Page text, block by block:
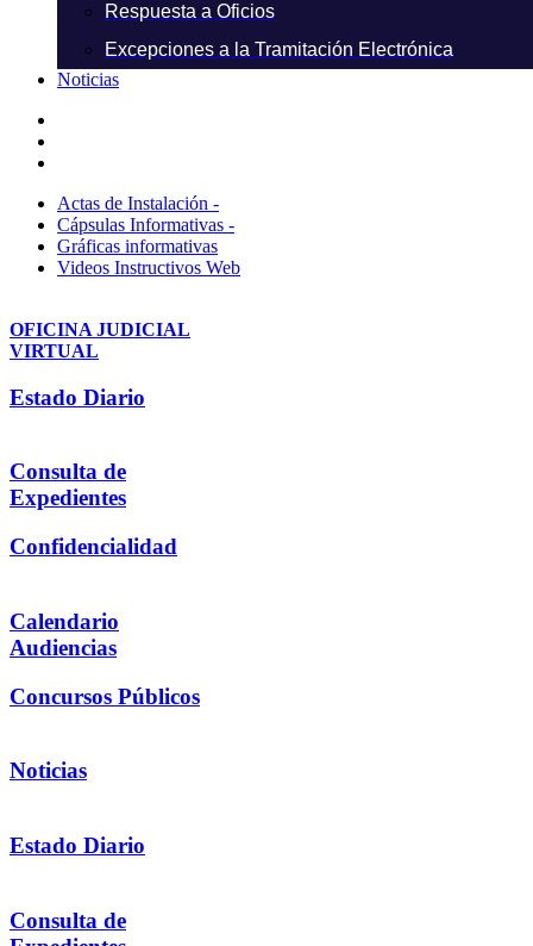
Respuesta a Oficios
Excepciones a la Tramitación Electrónica
Noticias
Actas de Instalación -
Cápsulas Informativas -
Gráficas informativas
Videos Instructivos Web
OFICINA JUDICIAL
VIRTUAL
Estado Diario
Consulta de
Expedientes
Confidencialidad
Calendario
Audiencias
Concursos Públicos
Noticias
Estado Diario
Consulta de